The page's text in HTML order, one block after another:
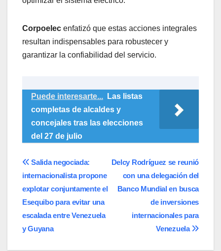
Corpoelec enfatizó que estas acciones integrales
resultan indispensables para robustecer y
garantizar la confiabilidad del servicio.
Puede interesarte...
Las listas
completas de alcaldes y
concejales tras las elecciones
del 27 de julio
Navegación
de
entradas
Delcy Rodríguez se reunió
con una delegación del
Banco Mundial en busca
de inversiones
internacionales para
Venezuela
Salida negociada:
internacionalista propone
explotar conjuntamente el
Esequibo para evitar una
escalada entre Venezuela
y Guyana